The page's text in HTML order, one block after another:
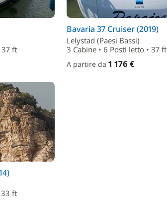
37 ft
Bavaria 37 Cruiser (2019)
Lelystad (Paesi Bassi)
3 Cabine • 6 Posti letto • 37 ft
A partire da 1 176 €
33 ft